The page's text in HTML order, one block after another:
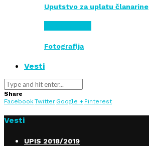
Uputstvo za uplatu članarine
Fotografija
Vesti
Share
FacebookTwitter Google + Pinterest
Vesti
UPIS 2018/2019